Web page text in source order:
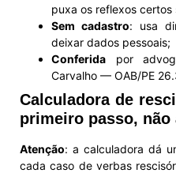
puxa os reflexos
Sem cadastro: usa
deixar dados pessoais;
Conferida por
Carvalho — OAB/PE
Calculadora de
primeiro passo, não
Atenção: a calculadora dá
cada caso de verbas